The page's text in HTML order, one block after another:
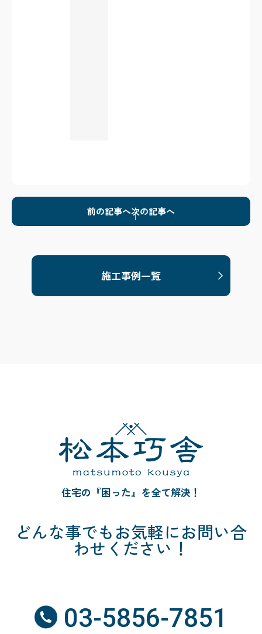
前の記事へ次の記事へ
施工事例一覧
住宅の『困った』を全て解決！
どんな事でも お気軽にお問い合
わせください！
03-5856-7851